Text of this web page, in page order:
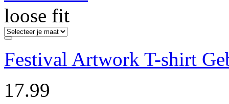
loose fit
Festival Artwork T-shirt
17.99